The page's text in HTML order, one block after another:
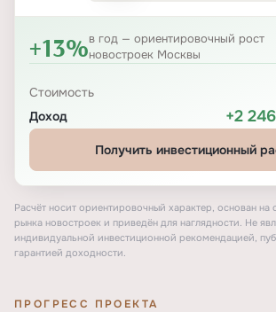
+13%в год — ориентировочный рост
новостроек Москвы
Стоимость
Доход +2
Получить инвестиционный
Расчёт носит ориентировочный характер, основан
рынка новостроек и приведён для наглядности. Не
индивидуальной инвестиционной рекомендацией,
гарантией доходности.
ПРОГРЕСС ПРОЕКТА